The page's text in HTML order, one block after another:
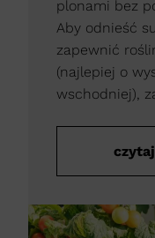
plonami bez
Aby odnieść
zapewnić
(najlepiej o
wschodniej),